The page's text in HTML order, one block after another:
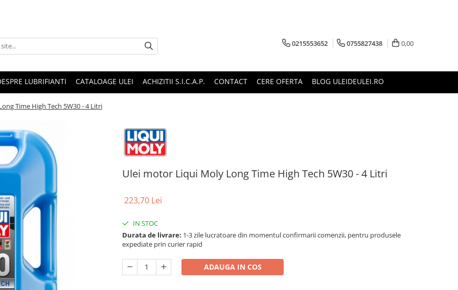
0215553652 0755827438 0,00
LUBRIFIANTI CATALOAGE ULEI ACHIZITII S.I.C.A.P. CONTACT CERE OFERTA BLOG ULEIDEULEI.RO
Time High Tech 5W30 - 4 Litri
Ulei motor Liqui Moly Long Time High Tech 5W30 - 4 Litri
223,70 Lei
IN STOC
Durata de livrare: 1-3 zile lucratoare din momentul confirmarii comenzii, pentru produsele
expediate prin curier rapid
ADAUGA IN COS